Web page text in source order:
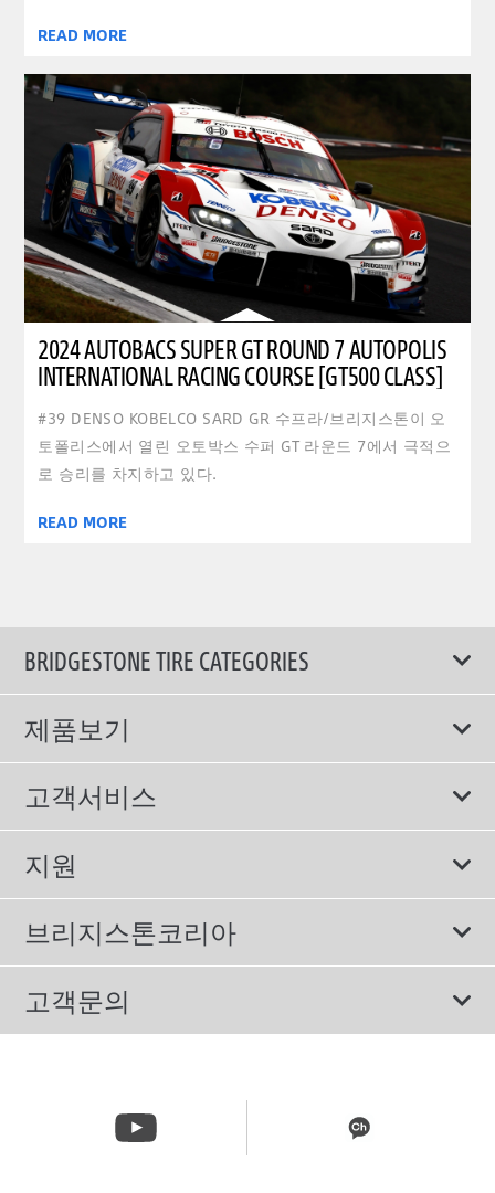
READ MORE
2024 AUTOBACS SUPER GT ROUND 7 AUTOPOLIS
INTERNATIONAL RACING COURSE [GT500 CLASS]
#39 DENSO KOBELCO SARD GR 수프라/브리지스톤이 오
토폴리스에서 열린 오토박스 수퍼 GT 라운드 7에서 극적으
로 승리를 차지하고 있다.
READ MORE
BRIDGESTONE TIRE CATEGORIES
제품보기
모두
스포츠 타이어
컴포트 타이어
친환경 타이어
SUV/RV 타이어
겨울용 타이어
고객서비스
보증서비스
에너지소비효율등급제도
지원
이용약관
개인정보처리방침
브리지스톤코리아
회사소개
올림픽활동
뉴스릴리즈
고객문의
주문&배송 문의 070-4398-2824